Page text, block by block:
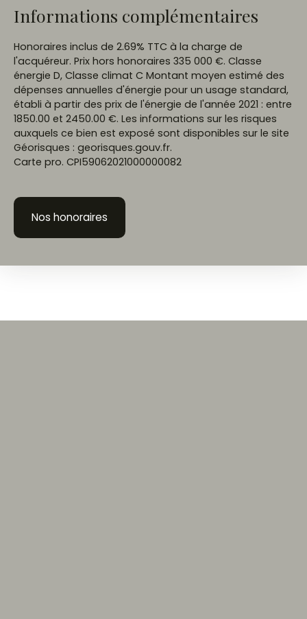
Informations complémentaires
Honoraires inclus de 2.69% TTC à la charge de
l'acquéreur. Prix hors honoraires 335 000 €. Classe
énergie D, Classe climat C Montant moyen estimé des
dépenses annuelles d'énergie pour un usage standard,
établi à partir des prix de l'énergie de l'année 2021 : entre
1850.00 et 2450.00 €. Les informations sur les risques
auxquels ce bien est exposé sont disponibles sur le site
Géorisques : georisques.gouv.fr.
Carte pro. CPI59062021000000082
Nos honoraires